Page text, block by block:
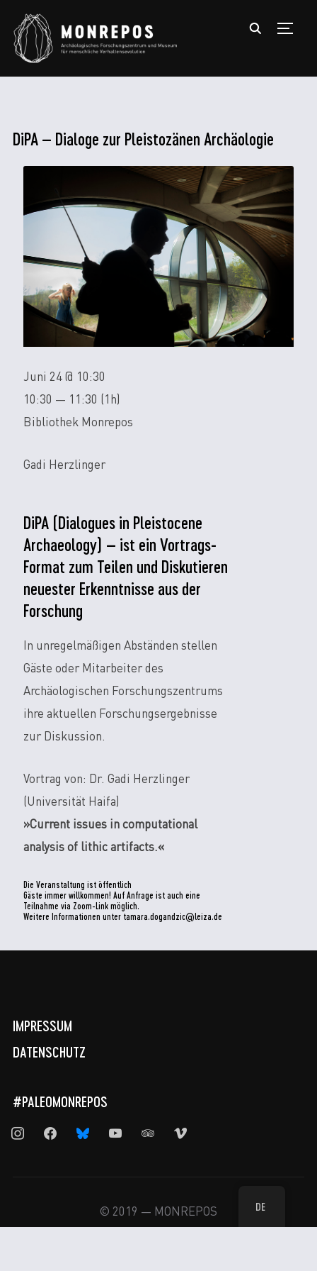
DiPA – Dialoge zur Pleistozänen Archäologie
DiPA (Dialogues in Pleistocene
Archaeology) – ist ein Vortrags-
Format zum Teilen und Diskutieren
neuester Erkenntnisse aus der
Forschung
In unregelmäßigen Abständen stellen
Gäste oder Mitarbeiter des
Archäologischen Forschungszentrums
ihre aktuellen Forschungsergebnisse
zur Diskussion.
Vortrag von: Dr. Gadi Herzlinger
(Universität Haifa)
»Current issues in computational
analysis of lithic artifacts.«
Die Veranstaltung ist öffentlich
Gäste immer willkommen! Auf Anfrage ist auch eine
Teilnahme via Zoom-Link möglich.
Weitere Informationen unter tamara.dogandzic@leiza.de
Juni 24 @ 10:30
10:30 — 11:30 (1h)
Bibliothek Monrepos
Gadi Herzlinger
IMPRESSUM
DATENSCHUTZ
#PALEOMONREPOS
instagramfacebookbluesky youtube tripadvisor
vimeo
© 2019 — MONREPOS DE